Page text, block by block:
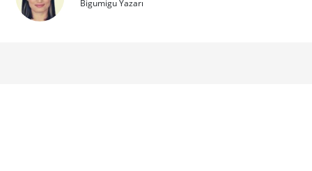
Bigumigu Yazarı